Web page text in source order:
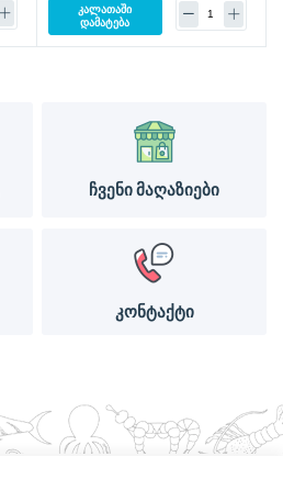
კალათაში
დამატება
ჩვენი მაღაზიები
კონტაქტი